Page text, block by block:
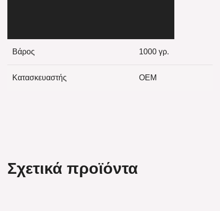
Βάρος 1000 γρ.
Κατασκευαστής OEM
Σχετικά προϊόντα